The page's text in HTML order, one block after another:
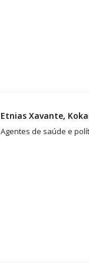
Etnias Xavante,
Agentes de saúde e